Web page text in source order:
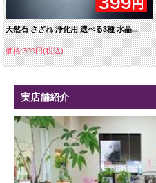
天然石 さざれ 浄化用 選べる3種 水晶...
価格:399円(税込)
実店舗紹介